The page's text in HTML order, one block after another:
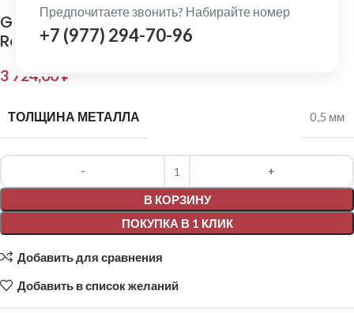
Предпочитаете звонить? Набирайте номер
+7 (977) 294-70-96
Grand Line: Конек плоский 150х40х150 мм
Rooftop Бархат 0,5 мм Ral 8017
3 724,00₽
ТОЛЩИНА МЕТАЛЛА 0,5 мм
В КОРЗИНУ
ПОКУПКА В 1 КЛИК
Alternative:
Добавить для сравнения
Добавить в список желаний